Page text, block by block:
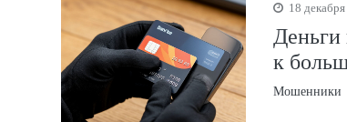
18
Деньги
к
Мошенники